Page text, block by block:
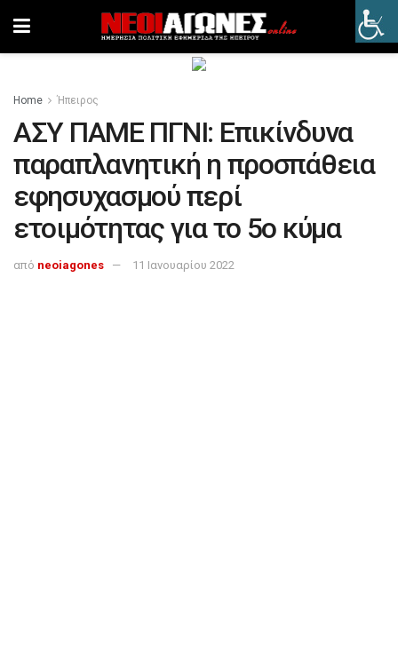
Home Ήπειρος
ΑΣΥ ΠΑΜΕ ΠΓΝΙ: Επικίνδυνα
παραπλανητική η προσπάθεια
εφησυχασμού περί
ετοιμότητας για το 5ο κύμα
από neoiagones 11 Ιανουαρίου 2022